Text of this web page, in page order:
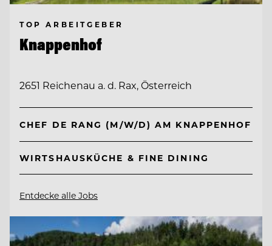
TOP ARBEITGEBER
Knappenhof
2651 Reichenau a. d. Rax, Österreich
CHEF DE RANG (M/W/D) AM KNAPPENHOF
WIRTSHAUSKÜCHE & FINE DINING
Entdecke alle Jobs